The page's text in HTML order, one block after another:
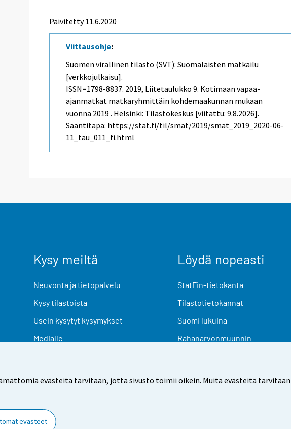
evästeitä tarvitaan, jotta sivusto toimii oikein. Muita evästeitä
evästeet
Päivitetty 11.6.2020
Viittausohje:
Suomen virallinen tilasto (SVT): Suomalaisten matkailu
[verkkojulkaisu].
ISSN=1798-8837. 2019, Liitetaulukko 9. Kotimaan vapaa-
ajanmatkat matkaryhmittäin kohdemaakunnan mukaan
vuonna 2019 . Helsinki: Tilastokeskus [viitattu: 9.8.2026].
Saantitapa: https://stat.fi/til/smat/2019/smat_2019_2020-06-
11_tau_011_fi.html
Kysy meiltä
Neuvonta ja tietopalvelu
Kysy tilastoista
Usein kysytyt kysymykset
Medialle
Löydä nopeasti
StatFin-tietokanta
Tilastotietokannat
Suomi lukuina
Rahanarvonmuunnin
Palaute